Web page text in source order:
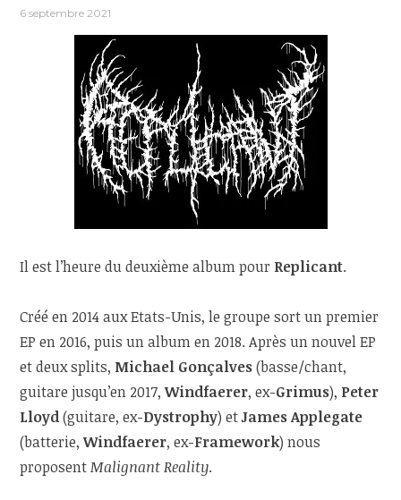
6 septembre 2021
Il est l’heure du deuxième album pour Replicant.
Créé en 2014 aux Etats-Unis, le groupe sort un premier
EP en 2016, puis un album en 2018. Après un nouvel EP
et deux splits, Michael Gonçalves(basse/chant,
guitare jusqu’en 2017,Windfaerer, ex-Grimus), Peter
Lloyd(guitare, ex-Dystrophy) etJames Applegate
(batterie,Windfaerer, ex-Framework) nous
proposentMalignant Reality.